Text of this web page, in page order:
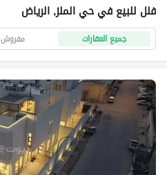
فلل للبيع في حي الملز, الرياض
جميع العقارات مفروش